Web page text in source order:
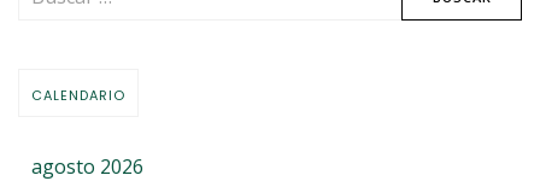
CALENDARIO
agosto 2026